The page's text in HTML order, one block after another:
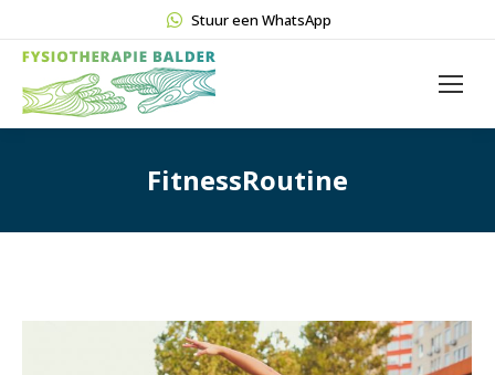
Stuur een WhatsApp
FitnessRoutine